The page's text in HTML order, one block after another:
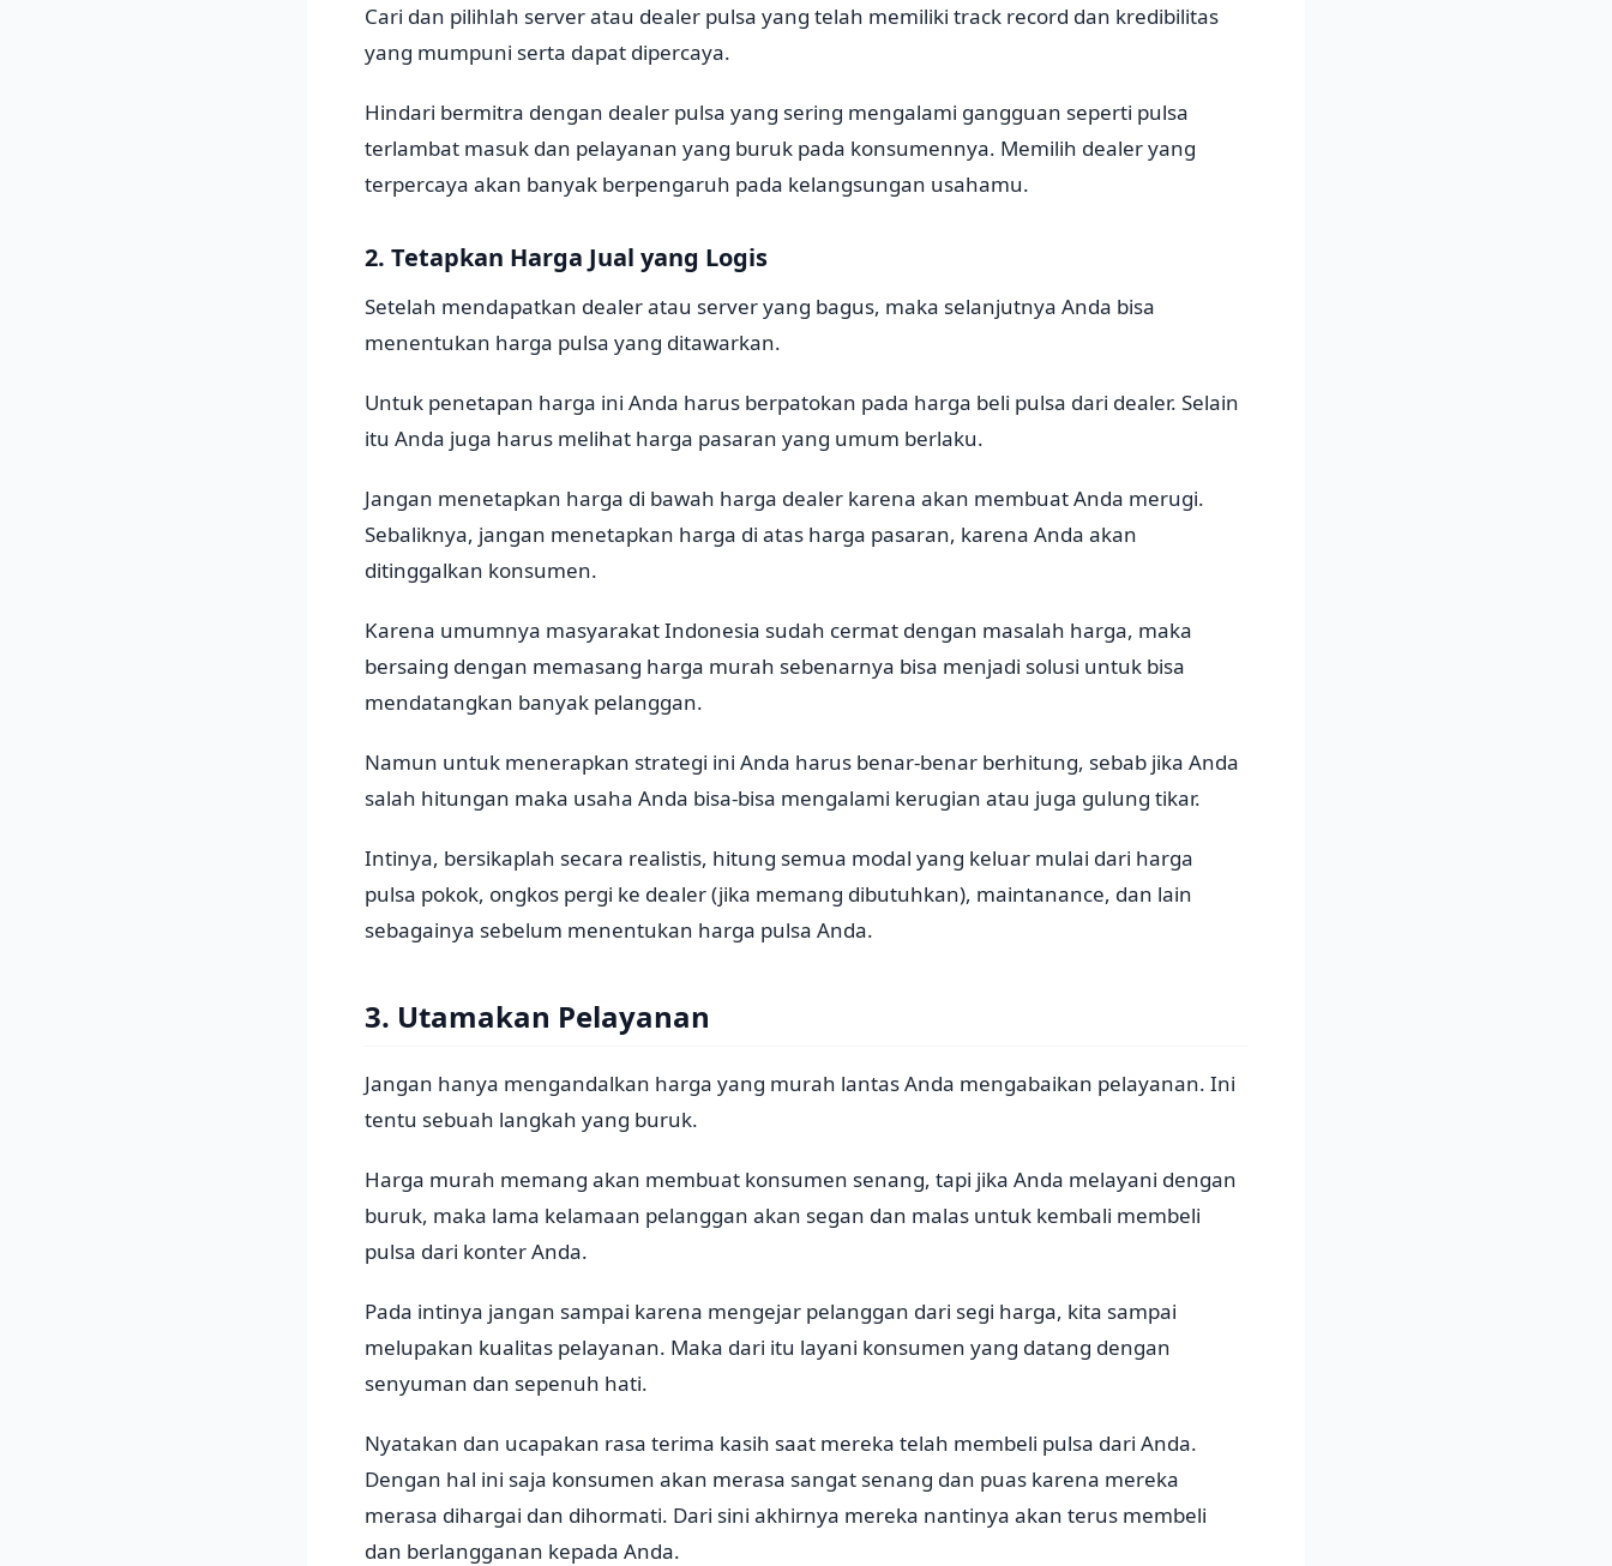
Cari dan pilihlah server atau dealer pulsa yang telah memiliki track record dan kredibilitas
yang mumpuni serta dapat dipercaya.
Hindari bermitra dengan dealer pulsa yang sering mengalami gangguan seperti pulsa
terlambat masuk dan pelayanan yang buruk pada konsumennya. Memilih dealer yang
terpercaya akan banyak berpengaruh pada kelangsungan usahamu.
2. Tetapkan Harga Jual yang Logis
Setelah mendapatkan dealer atau server yang bagus, maka selanjutnya Anda bisa
menentukan harga pulsa yang ditawarkan.
Untuk penetapan harga ini Anda harus berpatokan pada harga beli pulsa dari dealer. Selain
itu Anda juga harus melihat harga pasaran yang umum berlaku.
Jangan menetapkan harga di bawah harga dealer karena akan membuat Anda merugi.
Sebaliknya, jangan menetapkan harga di atas harga pasaran, karena Anda akan
ditinggalkan konsumen.
Karena umumnya masyarakat Indonesia sudah cermat dengan masalah harga, maka
bersaing dengan memasang harga murah sebenarnya bisa menjadi solusi untuk bisa
mendatangkan banyak pelanggan.
Namun untuk menerapkan strategi ini Anda harus benar-benar berhitung, sebab jika Anda
salah hitungan maka usaha Anda bisa-bisa mengalami kerugian atau juga gulung tikar.
Intinya, bersikaplah secara realistis, hitung semua modal yang keluar mulai dari harga
pulsa pokok, ongkos pergi ke dealer (jika memang dibutuhkan), maintanance, dan lain
sebagainya sebelum menentukan harga pulsa Anda.
3. Utamakan Pelayanan
Jangan hanya mengandalkan harga yang murah lantas Anda mengabaikan pelayanan. Ini
tentu sebuah langkah yang buruk.
Harga murah memang akan membuat konsumen senang, tapi jika Anda melayani dengan
buruk, maka lama kelamaan pelanggan akan segan dan malas untuk kembali membeli
pulsa dari konter Anda.
Pada intinya jangan sampai karena mengejar pelanggan dari segi harga, kita sampai
melupakan kualitas pelayanan. Maka dari itu layani konsumen yang datang dengan
senyuman dan sepenuh hati.
Nyatakan dan ucapakan rasa terima kasih saat mereka telah membeli pulsa dari Anda.
Dengan hal ini saja konsumen akan merasa sangat senang dan puas karena mereka
merasa dihargai dan dihormati. Dari sini akhirnya mereka nantinya akan terus membeli
dan berlangganan kepada Anda.